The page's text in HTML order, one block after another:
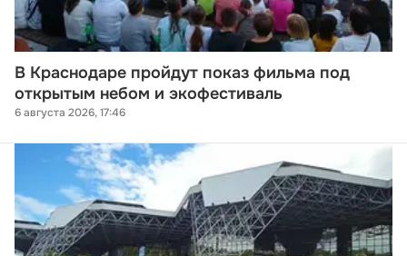
В Краснодаре пройдут показ фильма под
открытым небом и экофестиваль
6 августа 2026, 17:46